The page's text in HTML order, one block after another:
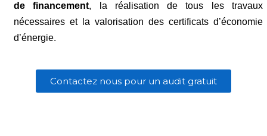
de financement, la réalisation de tous les travaux
nécessaires et la valorisation des certificats d’économie
d’énergie.
Contactez nous pour un audit gratuit